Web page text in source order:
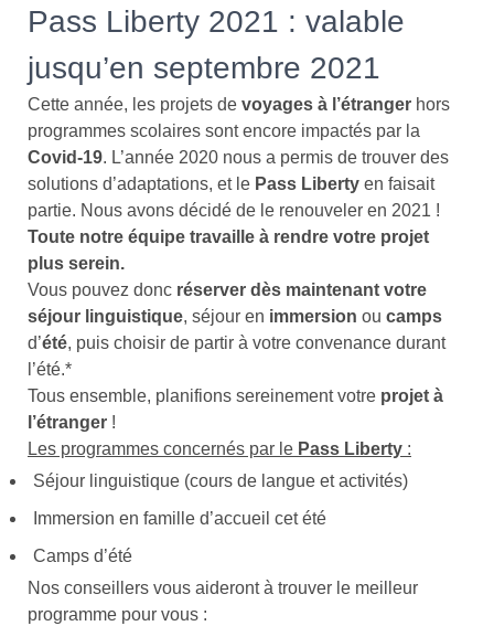
Pass Liberty 2021 : valable
jusqu’en septembre 2021
Cette année, les projets de voyages à l’étranger hors
programmes scolaires sont encore impactés par la
Covid-19. L’année 2020 nous a permis de trouver des
solutions d’adaptations, et le Pass Liberty en faisait
partie. Nous avons décidé de le renouveler en 2021 !
Toute notre équipe travaille à rendre votre projet
plus serein.
Vous pouvez donc réserver dès maintenant votre
séjour linguistique, séjour en immersion ou camps
d’été, puis choisir de partir à votre convenance durant
l’été.*
Tous ensemble, planifions sereinement votre projet à
l’étranger !
Les programmes concernés par le Pass Liberty :
Séjour linguistique (cours de langue et activités)
Immersion en famille d’accueil cet été
Camps d’été
Nos conseillers vous aideront à trouver le meilleur
programme pour vous :